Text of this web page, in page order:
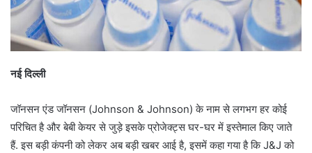
नई दिल्ली
जॉनसन एंड जॉनसन (Johnson & Johnson) के नाम से लगभग हर कोई
परिचित है और बेबी केयर से जुड़े इसके प्रोजेक्ट्स घर-घर में इस्तेमाल किए जाते
हैं. इस बड़ी कंपनी को लेकर अब बड़ी खबर आई है, इसमें कहा गया है कि J&J को